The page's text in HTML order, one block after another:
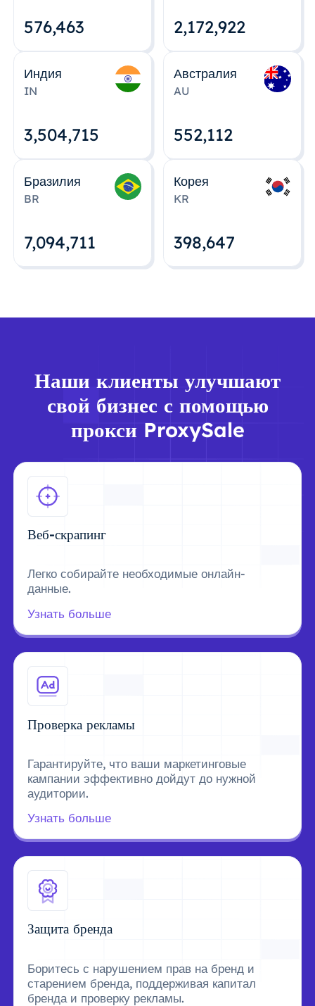
576,463 2,172,922
Индия
IN
3,504,715
Австралия
AU
552,112
Бразилия
BR
7,094,712
Корея
KR
398,648
Наши клиенты улучшают
свой бизнес с помощью
прокси ProxySale
Веб-скрапинг
Легко собирайте необходимые онлайн-
данные.
Узнать больше
Проверка рекламы
Гарантируйте, что ваши маркетинговые
кампании эффективно дойдут до нужной
аудитории.
Узнать больше
Защита бренда
Боритесь с нарушением прав на бренд и
старением бренда, поддерживая капитал
бренда и проверку рекламы.